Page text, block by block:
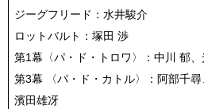
ジーグフリード：水井駿介
ロットバルト：塚田 渉
第1幕⁡〈パ・ド・トロワ〉：中川 郁⁡
第3幕 〈パ・ド・カトル〉⁡：阿部千尋⁡
濱田雄冴⁡